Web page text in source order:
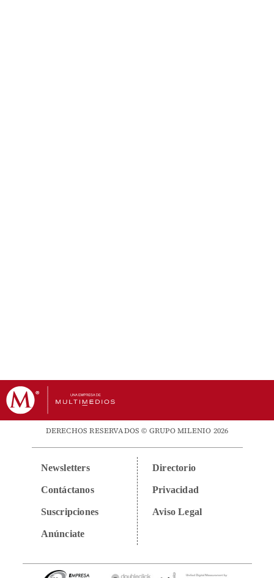
DERECHOS RESERVADOS © GRUPO MILENIO 2026
Newsletters
Contáctanos
Suscripciones
Anúnciate
Directorio
Privacidad
Aviso Legal